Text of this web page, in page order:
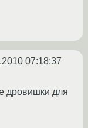
07:18:37
дровишки для